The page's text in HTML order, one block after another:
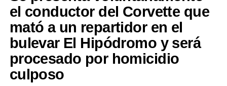
lesionados y el retiro de los vehículos involucrados.
el conductor del Corvette que
mató a un repartidor en el
bulevar El Hipódromo y será
procesado por homicidio
culposo